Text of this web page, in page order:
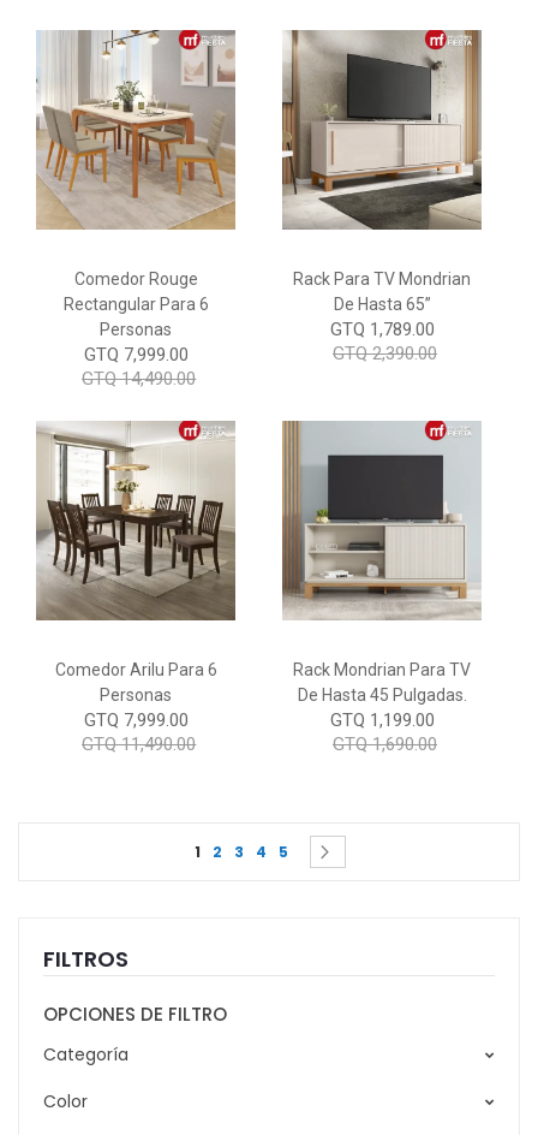
Comedor Rouge
Rectangular Para 6
Personas
GTQ 7,999.00
GTQ 14,490.00
Rack Para TV Mondrian
De Hasta 65”
GTQ 1,789.00
GTQ 2,390.00
Comedor Arilu Para 6
Personas
GTQ 7,999.00
GTQ 11,490.00
Rack Mondrian Para TV
De Hasta 45 Pulgadas.
GTQ 1,199.00
GTQ 1,690.00
Page
You're currently reading page
1 Page
2 Page
3 Page
4 Page
5 Page
FILTROS
OPCIONES DE FILTRO
Categoría
Color